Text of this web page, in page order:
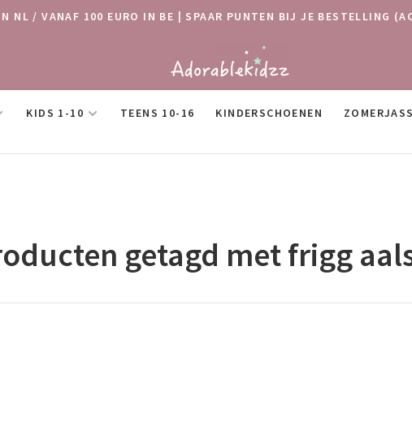
NL / VANAF 100 EURO IN BE | SPAAR PUNTEN BIJ JE BESTELLING
KIDS 1-10 TEENS 10-16 KINDERSCHOENEN
getagd met frigg